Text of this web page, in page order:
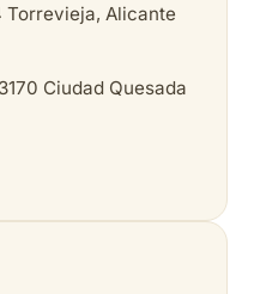
Torrevieja, Alicante
Ciudad Quesada